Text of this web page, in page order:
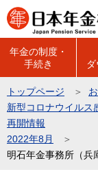
こ
の
の
先
頭
で
年金の制度・
手続き
トップページ
新型コロナウイルス
再開情報
2022年8月
明石年金事務所（兵